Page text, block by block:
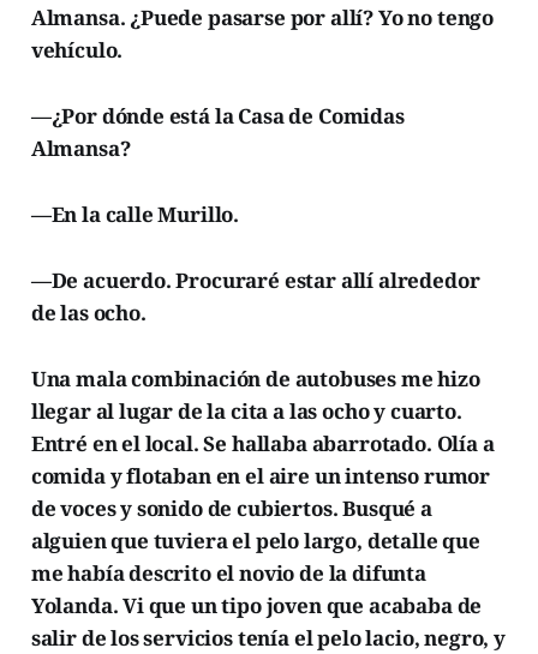
Almansa. ¿Puede pasarse por allí? Yo no tengo
vehículo.
—¿Por dónde está la Casa de Comidas
Almansa?
—En la calle Murillo.
—De acuerdo. Procuraré estar allí alrededor
de las ocho.
Una mala combinación de autobuses me hizo
llegar al lugar de la cita a las ocho y cuarto.
Entré en el local. Se hallaba abarrotado. Olía a
comida y flotaban en el aire un intenso rumor
de voces y sonido de cubiertos. Busqué a
alguien que tuviera el pelo largo, detalle que
me había descrito el novio de la difunta
Yolanda. Vi que un tipo joven que acababa de
salir de los servicios tenía el pelo lacio, negro, y